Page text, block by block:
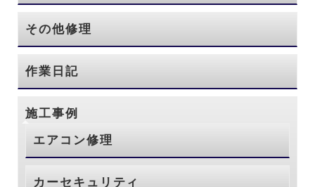
その他修理
作業日記
施工事例
エアコン修理
カーセキュリティ